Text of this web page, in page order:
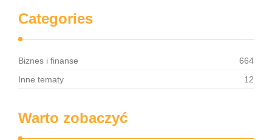
Categories
Biznes i finanse
664
Inne tematy
12
Warto zobaczyć